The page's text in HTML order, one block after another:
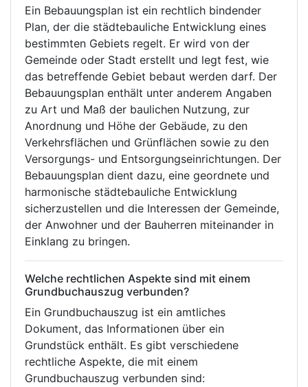
Ein Bebauungsplan ist ein rechtlich bindender
Plan, der die städtebauliche Entwicklung eines
bestimmten Gebiets regelt. Er wird von der
Gemeinde oder Stadt erstellt und legt fest, wie
das betreffende Gebiet bebaut werden darf. Der
Bebauungsplan enthält unter anderem Angaben
zu Art und Maß der baulichen Nutzung, zur
Anordnung und Höhe der Gebäude, zu den
Verkehrsflächen und Grünflächen sowie zu den
Versorgungs- und Entsorgungseinrichtungen. Der
Bebauungsplan dient dazu, eine geordnete und
harmonische städtebauliche Entwicklung
sicherzustellen und die Interessen der Gemeinde,
der Anwohner und der Bauherren miteinander in
Einklang zu bringen.
Welche rechtlichen Aspekte sind mit einem
Grundbuchauszug verbunden?
Ein Grundbuchauszug ist ein amtliches
Dokument, das Informationen über ein
Grundstück enthält. Es gibt verschiedene
rechtliche Aspekte, die mit einem
Grundbuchauszug verbunden sind: